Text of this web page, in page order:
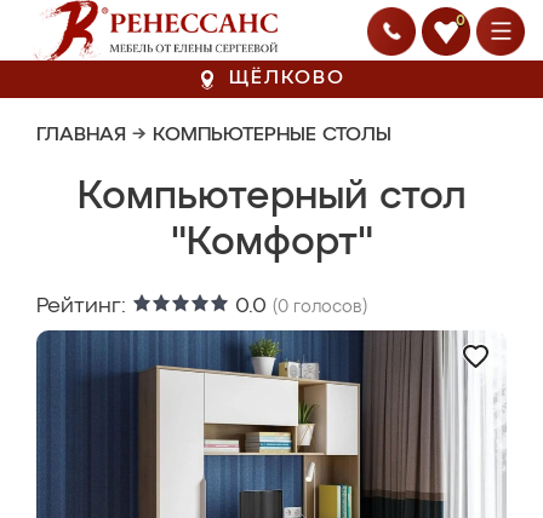
0
ЩЁЛКОВО
ГЛАВНАЯ → КОМПЬЮТЕРНЫЕ СТОЛЫ
Компьютерный стол
"Комфорт"
Рейтинг: 0.0 (0 голосов)